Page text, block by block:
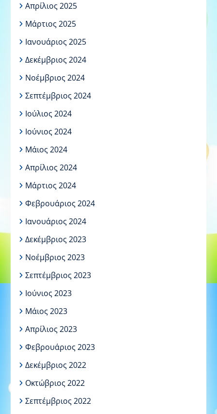
Απρίλιος 2025
Μάρτιος 2025
Ιανουάριος 2025
Δεκέμβριος 2024
Νοέμβριος 2024
Σεπτέμβριος 2024
Ιούλιος 2024
Ιούνιος 2024
Μάιος 2024
Απρίλιος 2024
Μάρτιος 2024
Φεβρουάριος 2024
Ιανουάριος 2024
Δεκέμβριος 2023
Νοέμβριος 2023
Σεπτέμβριος 2023
Ιούνιος 2023
Μάιος 2023
Απρίλιος 2023
Φεβρουάριος 2023
Δεκέμβριος 2022
Οκτώβριος 2022
Σεπτέμβριος 2022